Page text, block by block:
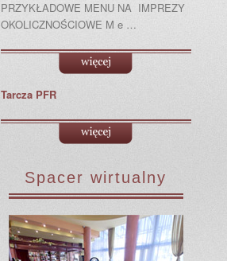
PRZYKŁADOWE MENU NA IMPREZY
OKOLICZNOŚCIOWE M e …
Tarcza PFR
Spacer wirtualny